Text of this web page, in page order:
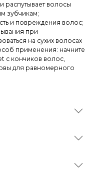
распутывает волосы
зубчикам;
и повреждения волос;
при
на сухих волосах
применения: начните
с кончиков волос,
для равномерного